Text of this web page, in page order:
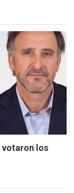
votaron los